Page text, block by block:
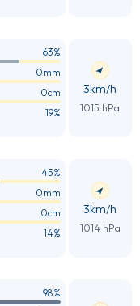
63%
0mm
0cm
19%
3km/h
1015 hPa
45%
0mm
0cm
14%
3km/h
1014 hPa
98%